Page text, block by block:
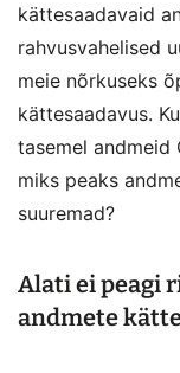
kättesaadavaid
rahvusvahelised
meie nõrkuseks
kättesaadavus.
tasemel andmeid
miks peaks
suuremad?
Alati ei peagi
andmete